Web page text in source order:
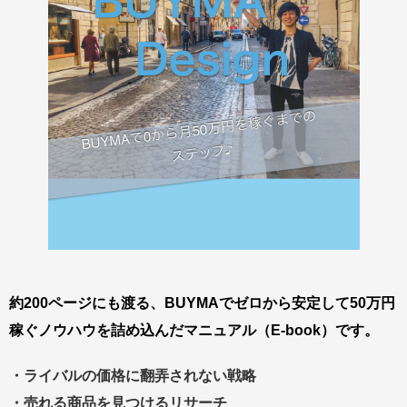
約200ページにも渡る、BUYMAでゼロから安定して50万円
稼ぐノウハウを詰め込んだマニュアル（E-book）です。
・ライバルの価格に翻弄されない戦略
・売れる商品を見つけるリサーチ